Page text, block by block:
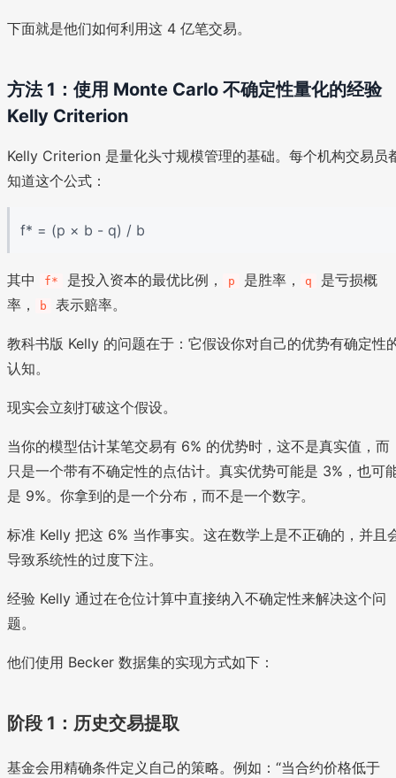
下面就是他们如何利用这 4 亿笔交易。
方法 1：使用 Monte Carlo 不确定性量化的经验
Kelly Criterion
Kelly Criterion 是量化头寸规模管理的基础。每个机构交易员
知道这个公式：
f* = (p × b - q) / b
其中 f* 是投入资本的最优比例， p 是胜率， q
是亏损概
率，
b 表示赔率。
教科书版 Kelly 的问题在于：它假设你对自己的优势有确定性
认知。
现实会立刻打破这个假设。
当你的模型估计某笔交易有 6% 的优势时，这不是真实值，而
只是一个带有不确定性的点估计。真实优势可能是 3%，也可
是 9%。你拿到的是一个分布，而不是一个数字。
标准 Kelly 把这 6% 当作事实。这在数学上是不正确的，并且
导致系统性的过度下注。
经验 Kelly 通过在仓位计算中直接纳入不确定性来解决这个问
题。
他们使用 Becker 数据集的实现方式如下：
阶段 1：历史交易提取
基金会用精确条件定义自己的策略。例如：“当合约价格低于